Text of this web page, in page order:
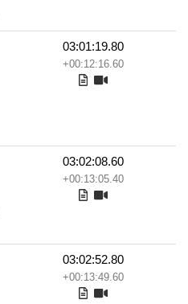
03:01:19.80
+00:12:16.60
03:02:08.60
+00:13:05.40
03:02:52.80
+00:13:49.60